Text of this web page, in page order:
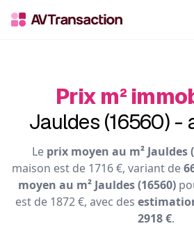
Prix m²
Jauldes (16560)
Le prix moyen au m² Jauldes
maison est de 1716 €, variant de
moyen au m² Jauldes (16560)
est de 1872 €, avec des
2918 €.